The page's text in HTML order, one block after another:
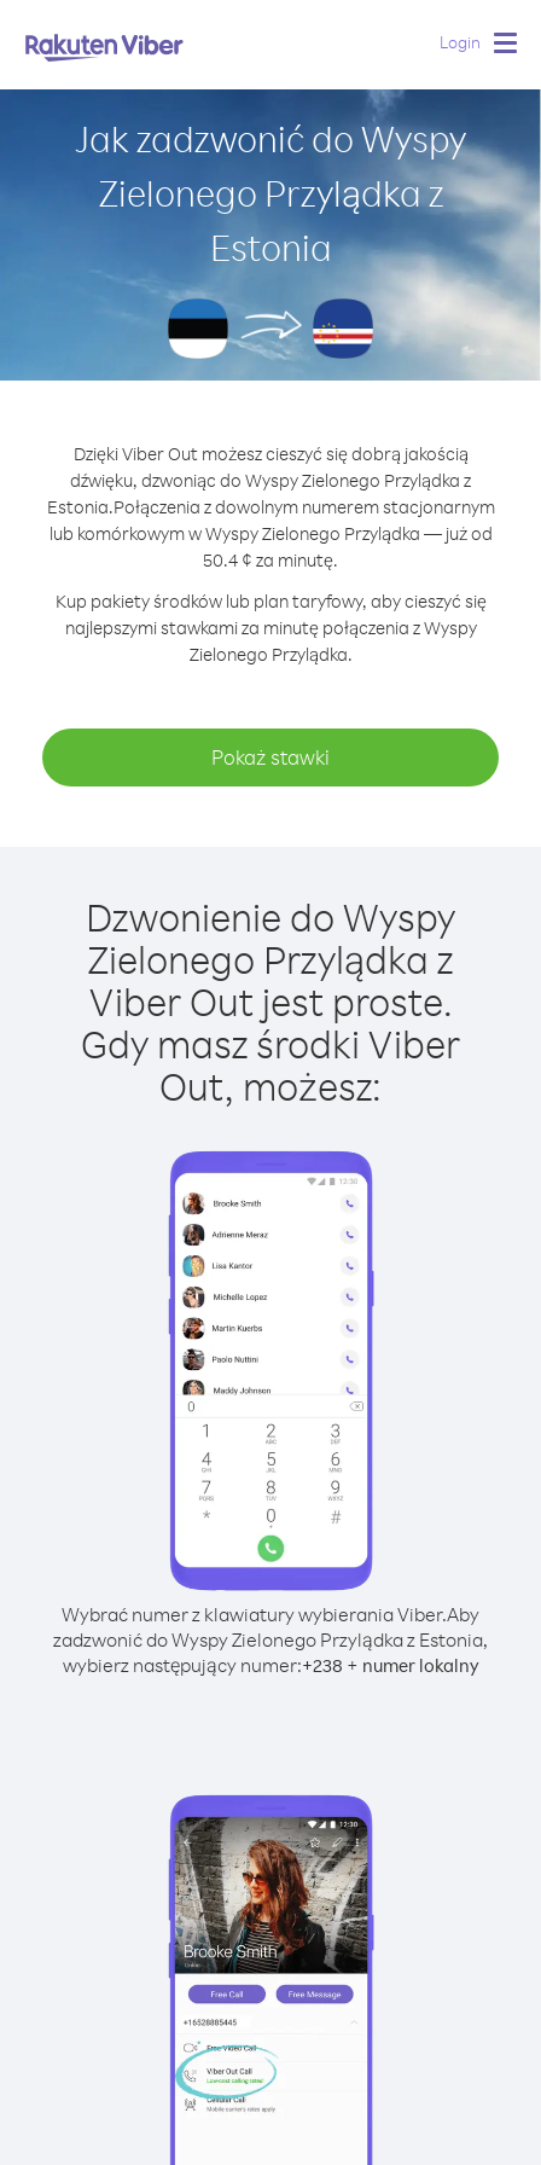
Login
Jak zadzwonić do Wyspy
Zielonego Przylądka z
Estonia
Dzięki Viber Out możesz cieszyć się dobrą jakością
dźwięku, dzwoniąc do Wyspy Zielonego Przylądka z
Estonia.Połączenia z dowolnym numerem stacjonarnym
lub komórkowym w Wyspy Zielonego Przylądka — już od
50.4 ¢ za minutę.
Kup pakiety środków lub plan taryfowy, aby cieszyć się
najlepszymi stawkami za minutę połączenia z Wyspy
Zielonego Przylądka.
Pokaż stawki
Dzwonienie do Wyspy
Zielonego Przylądka z
Viber Out jest proste.
Gdy masz środki Viber
Out, możesz:
Wybrać numer z klawiatury wybierania Viber.Aby
zadzwonić do Wyspy Zielonego Przylądka z Estonia,
wybierz następujący numer:+238 + numer lokalny